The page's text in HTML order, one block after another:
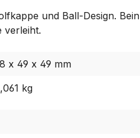
und Ball-Design.
verleiht.
x 49 x 49 mm
kg